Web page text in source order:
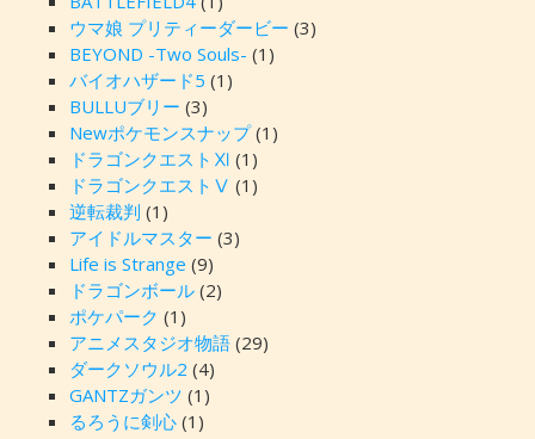
ウマ娘 プリティーダービー (3)
BEYOND -Two Souls- (1)
バイオハザード5 (1)
BULLUブリー (3)
Newポケモンスナップ(1)
ドラゴンクエストⅪ (1)
ドラゴンクエストⅤ (1)
逆転裁判 (1)
アイドルマスター (3)
Life is Strange (9)
ドラゴンボール(2)
ポケパーク (1)
アニメスタジオ物語(29)
ダークソウル2 (4)
GANTZガンツ (1)
るろうに剣心(1)